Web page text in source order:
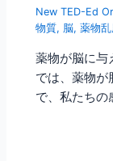
New TED-Ed
物質, 脳,薬物乱
薬物が脳に与
では、薬物が
で、私たち